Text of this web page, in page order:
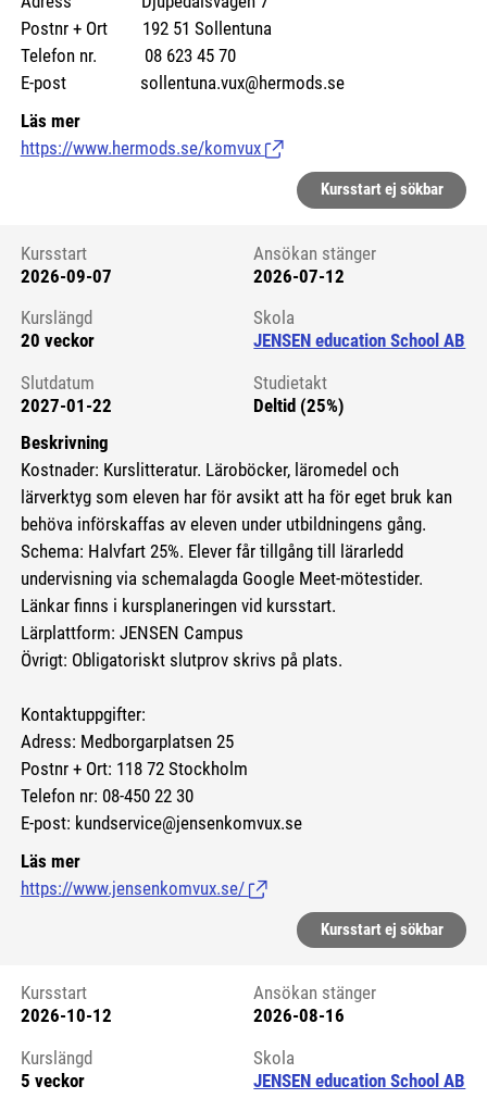
Postnr + Ort 192 51 Sollentuna
Telefon nr. 08 623 45 70
E-post sollentuna.vux@hermods.se
Läs mer
https://www.hermods.se/komvux (Länk till extern sida.)
Kursstart ej sökbar
Kursstart 6102883
Kursstart
2026-09-07
Ansökan stänger
2026-07-12
Kurslängd
20 veckor
Skola
JENSEN education School AB
Slutdatum
2027-01-22
Studietakt
Deltid (25%)
Beskrivning
Kostnader: Kurslitteratur. Läroböcker, läromedel och
lärverktyg som eleven har för avsikt att ha för eget bruk kan
behöva införskaffas av eleven under utbildningens gång.
Schema: Halvfart 25%. Elever får tillgång till lärarledd
undervisning via schemalagda Google Meet-mötestider.
Länkar finns i kursplaneringen vid kursstart.
Lärplattform: JENSEN Campus
Övrigt: Obligatoriskt slutprov skrivs på plats.
Kontaktuppgifter:
Adress: Medborgarplatsen 25
Postnr + Ort: 118 72 Stockholm
Telefon nr: 08-450 22 30
E-post: kundservice@jensenkomvux.se
Läs mer
https://www.jensenkomvux.se/ (Länk till extern sida.)
Kursstart ej sökbar
Kursstart 6083411
Kursstart
2026-10-12
Ansökan stänger
2026-08-16
Kurslängd
5 veckor
Skola
JENSEN education School AB